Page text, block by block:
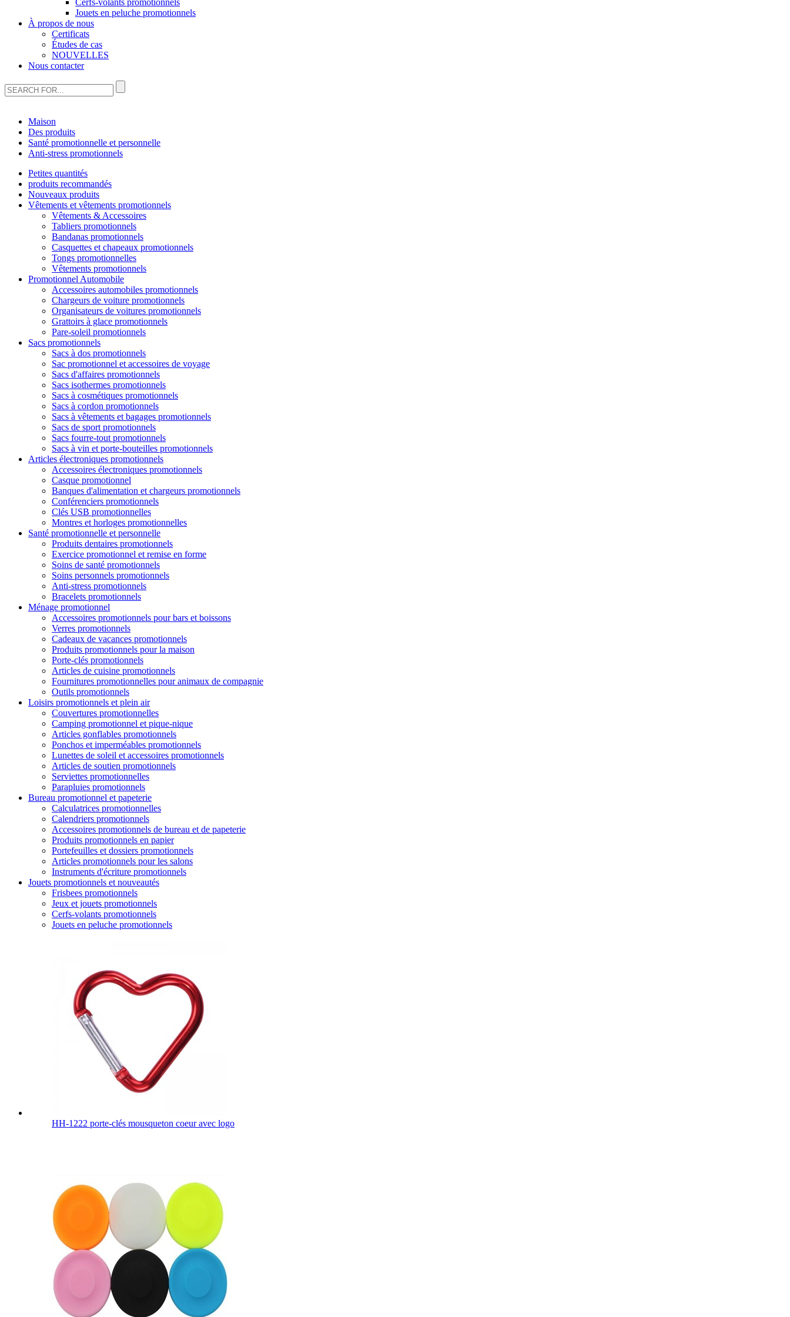
Cerfs-volants promotionnels
Jouets en peluche promotionnels
À propos de nous
Certificats
Études de cas
NOUVELLES
Nous contacter
Maison
Des produits
Santé promotionnelle et personnelle
Anti-stress promotionnels
Petites quantités
produits recommandés
Nouveaux produits
Vêtements et vêtements promotionnels
Vêtements & Accessoires
Tabliers promotionnels
Bandanas promotionnels
Casquettes et chapeaux promotionnels
Tongs promotionnelles
Vêtements promotionnels
Promotionnel Automobile
Accessoires automobiles promotionnels
Chargeurs de voiture promotionnels
Organisateurs de voitures promotionnels
Grattoirs à glace promotionnels
Pare-soleil promotionnels
Sacs promotionnels
Sacs à dos promotionnels
Sac promotionnel et accessoires de voyage
Sacs d'affaires promotionnels
Sacs isothermes promotionnels
Sacs à cosmétiques promotionnels
Sacs à cordon promotionnels
Sacs à vêtements et bagages promotionnels
Sacs de sport promotionnels
Sacs fourre-tout promotionnels
Sacs à vin et porte-bouteilles promotionnels
Articles électroniques promotionnels
Accessoires électroniques promotionnels
Casque promotionnel
Banques d'alimentation et chargeurs promotionnels
Conférenciers promotionnels
Clés USB promotionnelles
Montres et horloges promotionnelles
Santé promotionnelle et personnelle
Produits dentaires promotionnels
Exercice promotionnel et remise en forme
Soins de santé promotionnels
Soins personnels promotionnels
Anti-stress promotionnels
Bracelets promotionnels
Ménage promotionnel
Accessoires promotionnels pour bars et boissons
Verres promotionnels
Cadeaux de vacances promotionnels
Produits promotionnels pour la maison
Porte-clés promotionnels
Articles de cuisine promotionnels
Fournitures promotionnelles pour animaux de compagnie
Outils promotionnels
Loisirs promotionnels et plein air
Couvertures promotionnelles
Camping promotionnel et pique-nique
Articles gonflables promotionnels
Ponchos et imperméables promotionnels
Lunettes de soleil et accessoires promotionnels
Articles de soutien promotionnels
Serviettes promotionnelles
Parapluies promotionnels
Bureau promotionnel et papeterie
Calculatrices promotionnelles
Calendriers promotionnels
Accessoires promotionnels de bureau et de papeterie
Produits promotionnels en papier
Portefeuilles et dossiers promotionnels
Articles promotionnels pour les salons
Instruments d'écriture promotionnels
Jouets promotionnels et nouveautés
Frisbees promotionnels
Jeux et jouets promotionnels
Cerfs-volants promotionnels
Jouets en peluche promotionnels
HH-1222 porte-clés mousqueton coeur avec logo